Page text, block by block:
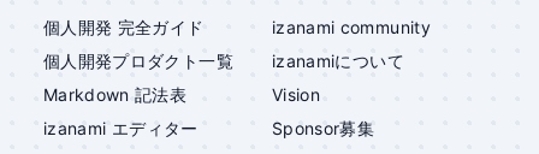
個人開発 完全ガイド
個人開発プロダクト一覧
Markdown 記法表
izanami エディター
izanami community
izanamiについて
Vision
Sponsor募集